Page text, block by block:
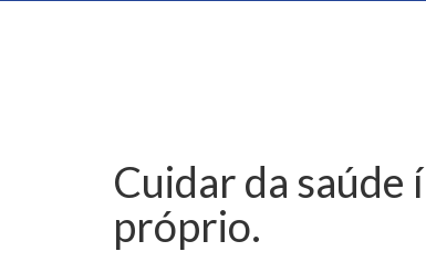
Cuidar da saúde
próprio.